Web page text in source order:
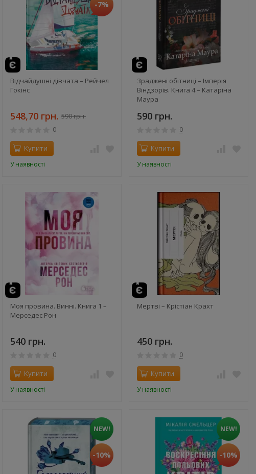
-7%
Відчайдушні дівчата – Рейчел
Гокінс
548,70 грн. 590 грн.
0
Купити
У наявності
Зраджені обітниці – Імперія
Віндзорів. Книга 4 – Катаріна
Маура
590 грн.
0
Купити
У наявності
Моя провина. Винні. Книга 1 –
Мерседес Рон
540 грн.
0
Купити
У наявності
Мертві – Крістіан Крахт
450 грн.
0
Купити
У наявності
NEW!
-10%
NEW!
-10%